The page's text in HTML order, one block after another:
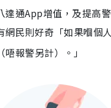
達通App增值，及提高
網民則好奇「如果嗰個
報警另計）。」